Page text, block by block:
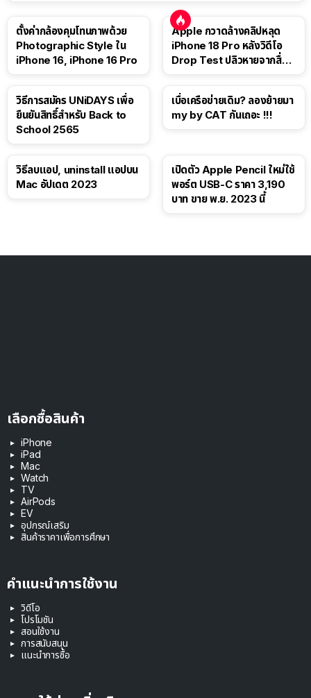
ตั้งค่ากล้องคุมโทนภาพด้วย
Photographic Style ใน
iPhone 16, iPhone 16 Pro
Apple กวาดล้างคลิปหลุด
iPhone 18 Pro หลังวิดีโอ
Drop Test ปลิวหายจากสื่อ
วิธีการสมัคร UNiDAYS เพื่อ
ยืนยันสิทธิ์สำหรับ Back to
School 2565
เบื่อเครือข่ายเดิม? ลองย้ายมา
my by CAT กันเถอะ !!!
วิธีลบแอป, uninstall แอปบน
Mac อัปเดต 2023
เปิดตัว Apple Pencil ใหม่ใช้
พอร์ต USB-C ราคา 3,190
บาท ขาย พ.ย. 2023 นี้
เลือกซื้อสินค้า
iPhone
iPad
Mac
Watch
TV
AirPods
EV
อุปกรณ์เสริม
สินค้าราคาเพื่อการศึกษา
คำแนะนำการใช้งาน
วิดีโอ
โปรโมชัน
สอนใช้งาน
การสนับสนุน
แนะนำการซื้อ